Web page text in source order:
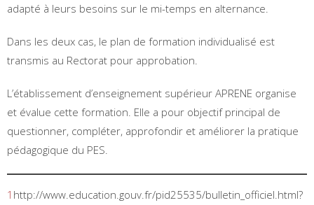
adapté à leurs besoins sur le mi-temps en alternance.
Dans les deux cas, le plan de formation individualisé est
transmis au Rectorat pour approbation.
L’établissement d’enseignement supérieur APRENE organise
et évalue cette formation. Elle a pour objectif principal de
questionner, compléter, approfondir et améliorer la pratique
pédagogique du PES.
1 http://www.education.gouv.fr/pid25535/bulletin_officiel.html?